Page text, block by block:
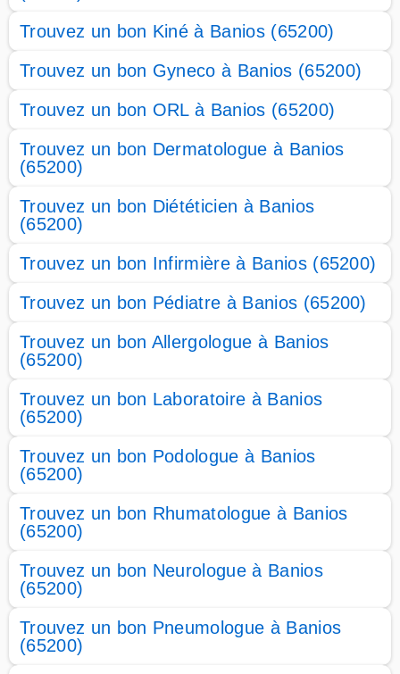
Trouvez un bon Kiné à Banios (65200)
Trouvez un bon Gyneco à Banios (65200)
Trouvez un bon ORL à Banios (65200)
Trouvez un bon Dermatologue à Banios
(65200)
Trouvez un bon Diététicien à Banios
(65200)
Trouvez un bon Infirmière à Banios (65200)
Trouvez un bon Pédiatre à Banios (65200)
Trouvez un bon Allergologue à Banios
(65200)
Trouvez un bon Laboratoire à Banios
(65200)
Trouvez un bon Podologue à Banios
(65200)
Trouvez un bon Rhumatologue à Banios
(65200)
Trouvez un bon Neurologue à Banios
(65200)
Trouvez un bon Pneumologue à Banios
(65200)